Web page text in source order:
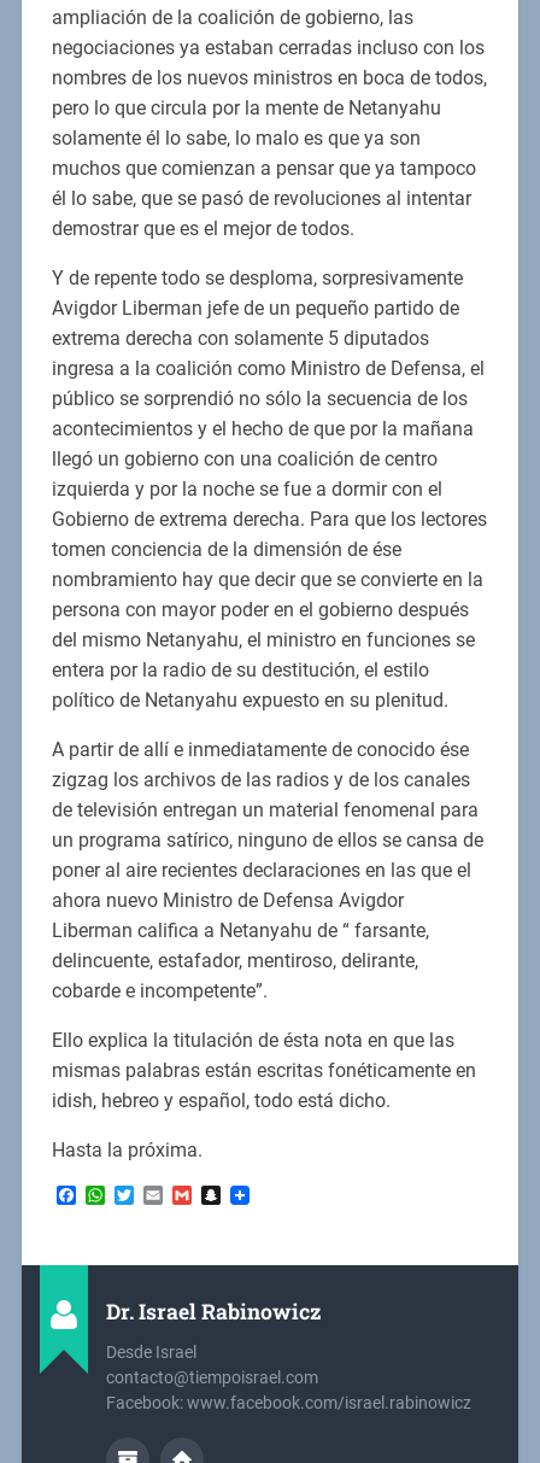
ampliación de la coalición de gobierno, las
negociaciones ya estaban cerradas incluso con los
nombres de los nuevos ministros en boca de todos,
pero lo que circula por la mente de Netanyahu
solamente él lo sabe, lo malo es que ya son
muchos que comienzan a pensar que ya tampoco
él lo sabe, que se pasó de revoluciones al intentar
demostrar que es el mejor de todos.
Y de repente todo se desploma, sorpresivamente
Avigdor Liberman jefe de un pequeño partido de
extrema derecha con solamente 5 diputados
ingresa a la coalición como Ministro de Defensa, el
público se sorprendió no sólo la secuencia de los
acontecimientos y el hecho de que por la mañana
llegó un gobierno con una coalición de centro
izquierda y por la noche se fue a dormir con el
Gobierno de extrema derecha. Para que los lectores
tomen conciencia de la dimensión de ése
nombramiento hay que decir que se convierte en la
persona con mayor poder en el gobierno después
del mismo Netanyahu, el ministro en funciones se
entera por la radio de su destitución, el estilo
político de Netanyahu expuesto en su plenitud.
A partir de allí e inmediatamente de conocido ése
zigzag los archivos de las radios y de los canales
de televisión entregan un material fenomenal para
un programa satírico, ninguno de ellos se cansa de
poner al aire recientes declaraciones en las que el
ahora nuevo Ministro de Defensa Avigdor
Liberman califica a Netanyahu de “ farsante,
delincuente, estafador, mentiroso, delirante,
cobarde e incompetente”.
Ello explica la titulación de ésta nota en que las
mismas palabras están escritas fonéticamente en
idish, hebreo y español, todo está dicho.
Hasta la próxima.
Facebook
WhatsApp
Twitter
EmailGmailSnapchat
Dr. Israel Rabinowicz
Desde Israel
contacto@tiempoisrael.com
Facebook: www.facebook.com/israel.rabinowicz